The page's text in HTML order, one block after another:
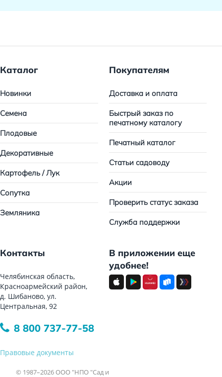
Каталог
Новинки
Семена
Плодовые
Декоративные
Картофель / Лук
Сопутка
Земляника
Покупателям
Доставка и оплата
Быстрый заказ по
печатному каталогу
Печатный каталог
Статьи садоводу
Акции
Проверить статус заказа
Служба поддержки
Контакты
Челябинская область,
Красноармейский район,
д. Шибаново, ул.
Центральная, 92
8 800 737-77-58
Правовые документы
© 1987–2026 ООО "НПО "Сад и
В приложении еще
удобнее!